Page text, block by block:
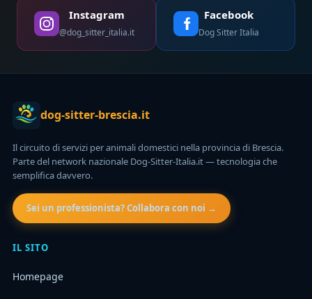
Instagram
@dog_sitter_italia.it
Facebook
Dog Sitter Italia
dog-sitter-brescia.it
Il circuito di servizi per animali domestici nella provincia di Brescia.
Parte del network nazionale Dog-Sitter-Italia.it — tecnologia che
semplifica davvero.
Sei un professionista? Collabora con noi →
IL SITO
Homepage